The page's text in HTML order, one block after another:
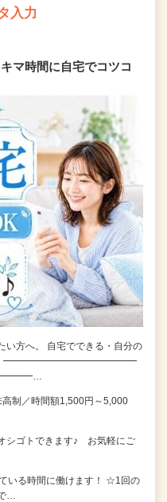
入力
マ時間に自宅でコツコ
い方へ。 自宅でできる・自分の
し！ ━━━━━━━━━━━━━━
制／時間額1,500円～5,000
シゴトできます♪ お気軽にご
いる時間に働けます！ ☆1回の
…